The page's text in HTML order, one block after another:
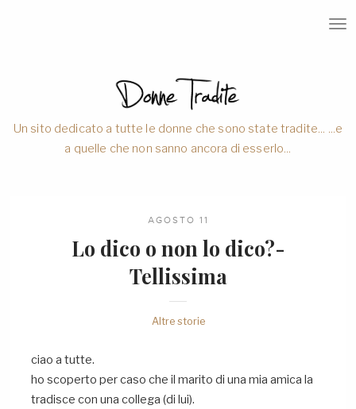
T
V
Un sito dedicato a tutte le donne che sono state tradite... ...e
a quelle che non sanno ancora di esserlo...
AGOSTO 11
Lo dico o non lo dico?-
Tellissima
Altre storie
ciao a tutte.
ho scoperto per caso che il marito di una mia amica la
tradisce con una collega (di lui).